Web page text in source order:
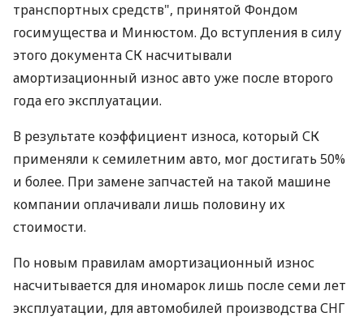
транспортных средств", принятой Фондом
госимущества и Минюстом. До вступления в силу
этого документа СК насчитывали
амортизационный износ авто уже после второго
года его эксплуатации.
В результате коэффициент износа, который СК
применяли к семилетним авто, мог достигать 50%
и более. При замене запчастей на такой машине
компании оплачивали лишь половину их
стоимости.
По новым правилам амортизационный износ
насчитывается для иномарок лишь после семи лет
эксплуатации, для автомобилей производства СНГ